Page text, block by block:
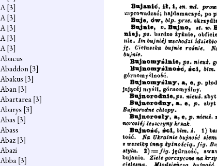
A[3]
A[3]
A[3]
A[3]
A[3]
Abacus
Abaddon[3]
Abakus [3]
Aban[3]
Abartarea[3]
Abarys [3]
Abas [3]
Abass
Abaz[3]
Abazi
Abba[3]